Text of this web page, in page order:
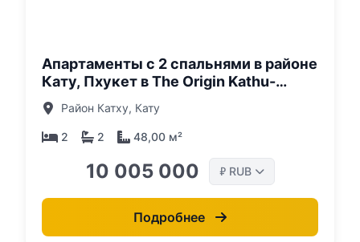
Апартаменты с 2 спальнями в районе
Кату, Пхукет в The Origin Kathu-
Patong
Район Катху, Кату
2 2 48,00 м²
10 005 000 ₽ RUB
Подробнее